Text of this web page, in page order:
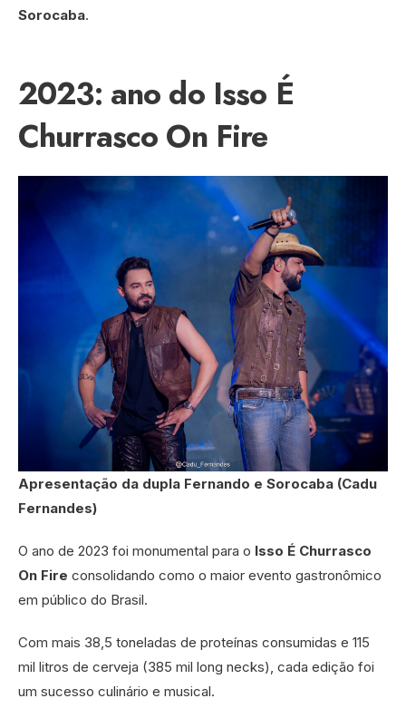
Sorocaba.
2023: ano do Isso É
Churrasco On Fire
Apresentação da dupla Fernando e Sorocaba (Cadu
Fernandes)
O ano de 2023 foi monumental para o Isso É Churrasco
On Fire consolidando como o maior evento gastronômico
em público do Brasil.
Com mais 38,5 toneladas de proteínas consumidas e 115
mil litros de cerveja (385 mil long necks), cada edição foi
um sucesso culinário e musical.